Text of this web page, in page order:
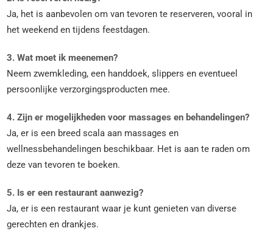
Ja, het is aanbevolen om van tevoren te reserveren, vooral in
het weekend en tijdens feestdagen.
3. Wat moet ik meenemen?
Neem zwemkleding, een handdoek, slippers en eventueel
persoonlijke verzorgingsproducten mee.
4. Zijn er mogelijkheden voor massages en behandelingen?
Ja, er is een breed scala aan massages en
wellnessbehandelingen beschikbaar. Het is aan te raden om
deze van tevoren te boeken.
5. Is er een restaurant aanwezig?
Ja, er is een restaurant waar je kunt genieten van diverse
gerechten en drankjes.